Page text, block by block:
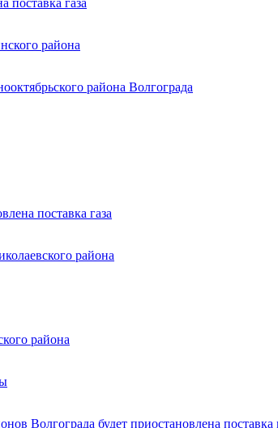
района
района Волгограда
поставка газа
района
района
Волгограда будет приостановлена поставка